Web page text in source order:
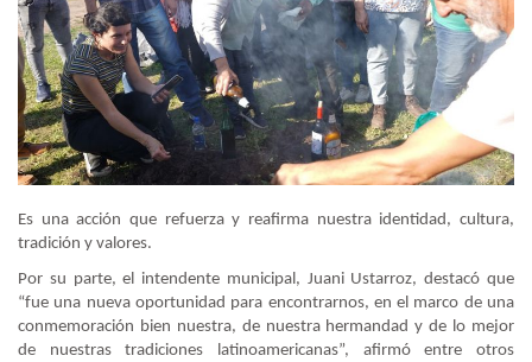
Es una acción que refuerza y reafirma nuestra identidad, cultura,
tradición y valores.
Por su parte, el intendente municipal, Juani Ustarroz, destacó que
“fue una nueva oportunidad para encontrarnos, en el marco de una
conmemoración bien nuestra, de nuestra hermandad y de lo mejor
de nuestras tradiciones latinoamericanas”, afirmó entre otros